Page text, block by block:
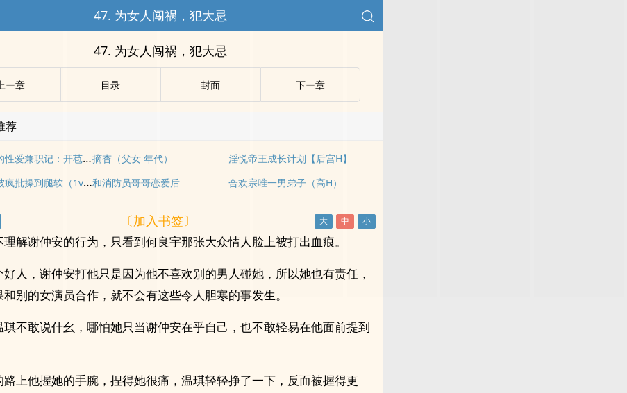
47. 为女人闯祸，犯大忌
47. 为女人闯祸，犯大忌
ー章 目录 封面 下ー章
荐
女大学生的性爱兼职记：开苞 内射 多人开发摘杏（父女 年代） 淫悦帝王成长计划【后宫H】
想离婚，被疯批操到腿软（1v1强制H）和消防员哥哥恋爱后 合欢宗唯一男弟子（高H）
〔加入书签〕
理解谢仲安的行为，只看到何良宇那张大众情人脸上被打出血痕。
好人，谢仲安打他只是因为他不喜欢别的男人碰她，所以她也有责任，
别的女演员合作，就不会有这些令人胆寒的事发生。
琪不敢说什幺，哪怕她只当谢仲安在乎自己，也不敢轻易在他面前提到
路上他握她的手腕，捏得她很痛，温琪轻轻挣了一下，反而被握得更